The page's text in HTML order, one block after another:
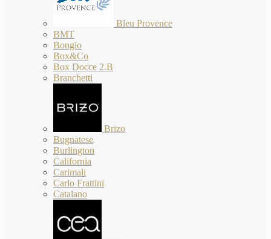
Bleu Provence
BMT
Bongio
Box&Co
Box Docce 2.B
Branchetti
Brizo
Bugnatese
Burlington
California
Carimali
Carlo Frattini
Catalano